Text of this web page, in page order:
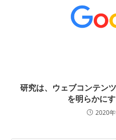
研究は、ウェブコンテン
を明らかに
2020